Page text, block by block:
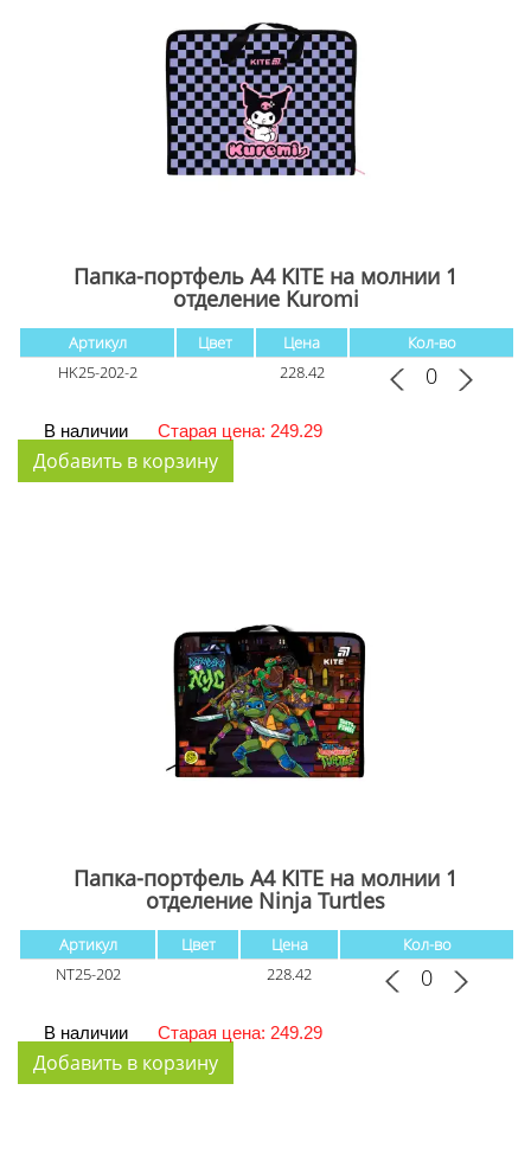
Папка-портфель А4 KITE на молнии 1
отделение Kuromi
Артикул Цвет Цена
Кол-во
HK25-202-2
228.42
В наличии Старая цена: 249.29
Папка-портфель А4 KITE на молнии 1
отделение Ninja Turtles
Артикул Цвет Цена
Кол-во
NT25-202
228.42
В наличии Старая цена: 249.29